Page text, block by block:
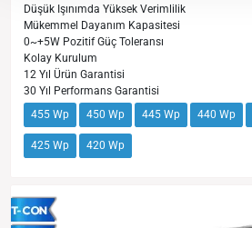
Düşük Işınımda Yüksek Verimlilik
Mükemmel Dayanım Kapasitesi
0~+5W Pozitif Güç Toleransı
Kolay Kurulum
12 Yıl Ürün Garantisi
30 Yıl Performans Garantisi
455 Wp
450 Wp 445 Wp 440 Wp
425 Wp 420 Wp